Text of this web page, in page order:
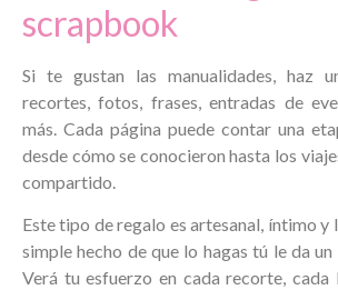
scrapbook
Si te gustan las manualidades, haz
recortes, fotos, frases, entradas de
más. Cada página puede contar una
desde cómo se conocieron hasta los
compartido.
Este tipo de regalo es artesanal, íntimo y
simple hecho de que lo hagas tú le da
Verá tu esfuerzo en cada recorte, cada